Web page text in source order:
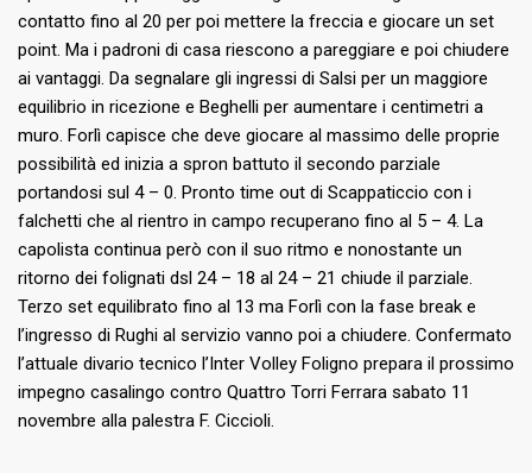
contatto fino al 20 per poi mettere la freccia e giocare un set
point. Ma i padroni di casa riescono a pareggiare e poi chiudere
ai vantaggi. Da segnalare gli ingressi di Salsi per un maggiore
equilibrio in ricezione e Beghelli per aumentare i centimetri a
muro. Forlì capisce che deve giocare al massimo delle proprie
possibilità ed inizia a spron battuto il secondo parziale
portandosi sul 4 – 0. Pronto time out di Scappaticcio con i
falchetti che al rientro in campo recuperano fino al 5 – 4. La
capolista continua però con il suo ritmo e nonostante un
ritorno dei folignati dsl 24 – 18 al 24 – 21 chiude il parziale.
Terzo set equilibrato fino al 13 ma Forlì con la fase break e
l’ingresso di Rughi al servizio vanno poi a chiudere. Confermato
l’attuale divario tecnico l’Inter Volley Foligno prepara il prossimo
impegno casalingo contro Quattro Torri Ferrara sabato 11
novembre alla palestra F. Ciccioli.